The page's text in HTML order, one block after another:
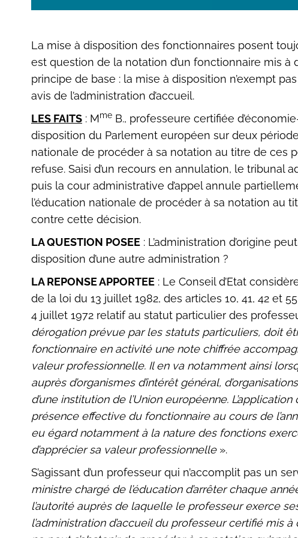
La mise à disposition des fonctionnaires posent
est question de la notation d’un fonctionnaire mis à
principe de base : la mise à disposition n’exempt
avis de l’administration d’accueil.
LES FAITS : Mme B., professeure certifiée
disposition du Parlement européen sur deux
nationale de procéder à sa notation au titre de ces
refuse. Saisi d’un recours en annulation, le tribunal
puis la cour administrative d’appel annule
l’éducation nationale de procéder à sa notation au
contre cette décision.
LA QUESTION POSEE : L’administration d’origine
disposition d’une autre administration ?
LA REPONSE APPORTEE : Le Conseil d’Etat
de la loi du 13 juillet 1982, des articles 10, 41, 42 et
4 juillet 1972 relatif au statut particulier des
dérogation prévue par les statuts particuliers, doit
fonctionnaire en activité une note chiffrée
valeur professionnelle. Il en va notamment ainsi
auprès d’organismes d’intérêt général,
d’une institution de l’Union européenne.
présence effective du fonctionnaire au cours de
eu égard notamment à la nature des fonctions
d’apprécier sa valeur professionnelle».
S’agissant d’un professeur qui n’accomplit pas un
ministre chargé de l’éducation d’arrêter chaque
l’autorité auprès de laquelle le professeur exerce
l’administration d’accueil du professeur certifié mis